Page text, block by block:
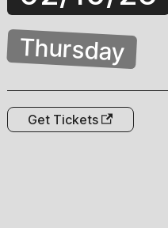
Thursday
Get Tickets